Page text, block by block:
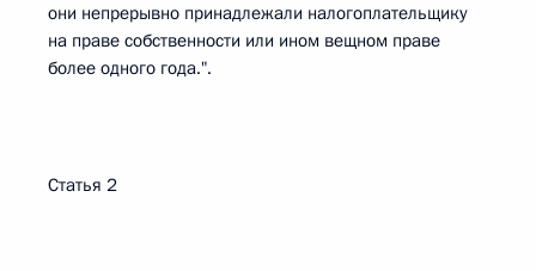
они непрерывно принадлежали налогоплательщику
на праве собственности или ином вещном праве
более одного года.".
Статья 2